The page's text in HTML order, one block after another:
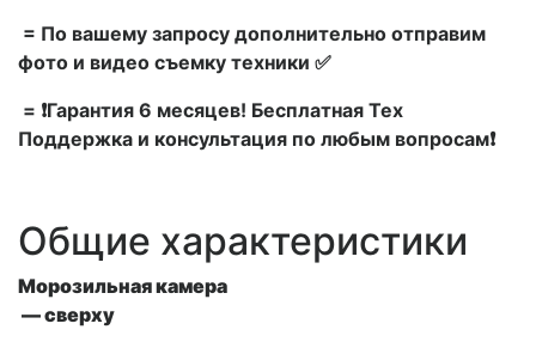
= По вашему запросу дополнительно отправим
фото и видео съемку техники ✅
= ❗Гарантия 6 месяцев! Бесплатная Тех
Поддержка и консультация по любым вопросам❗
Общие характеристики
Морозильная камера
— сверху